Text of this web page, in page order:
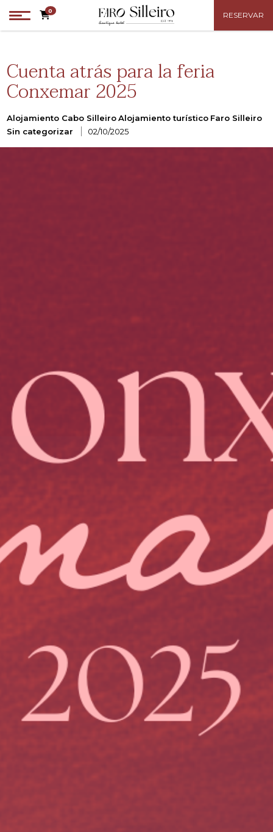
0 RESERVAR
Cuenta atrás para la feria
Conxemar 2025
Categories
Alojamiento Cabo Silleiro Alojamiento turístico Faro Silleiro
Sin categorizar
02/10/2025